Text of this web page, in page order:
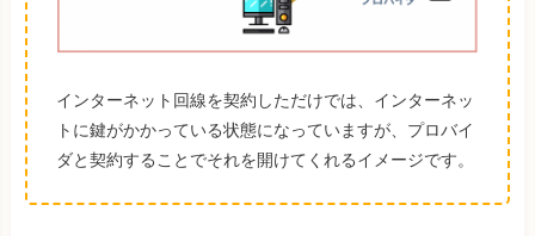
インターネット回線を契約しただけでは、インターネッ
トに鍵がかかっている状態になっていますが、プロバイ
ダと契約することでそれを開けてくれるイメージです。